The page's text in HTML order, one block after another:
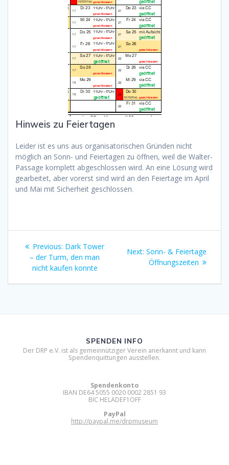
Hinweis zu Feiertagen
Leider ist es uns aus organisatorischen Gründen nicht
möglich an Sonn- und Feiertagen zu öffnen, weil die Walter-
Passage komplett abgeschlossen wird. An eine Lösung wird
gearbeitet, aber vorerst sind wird an den Feiertage im April
und Mai mit Sicherheit geschlossen.
Beitragsnavigation
Previous: Previous
post:
Dark Tower
– der Turm, den man
nicht kaufen konnte
Next: Next
post:
Sonn- & Feiertage
Öffnungszeiten
SPENDEN INFO
Der DRP e.V. ist als gemeinnütziger Verein anerkannt und kann
Spendenquittungen ausstellen.
Spendenkonto
IBAN DE64 5055 0020 0002 2851 93
BIC HELADEF1OFF
PayPal
http://paypal.me/drpmuseum